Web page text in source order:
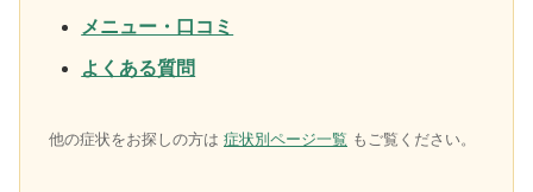
メニュー・口コミ
よくある質問
他の症状をお探しの方は 症状別ページ一覧 もご覧ください。